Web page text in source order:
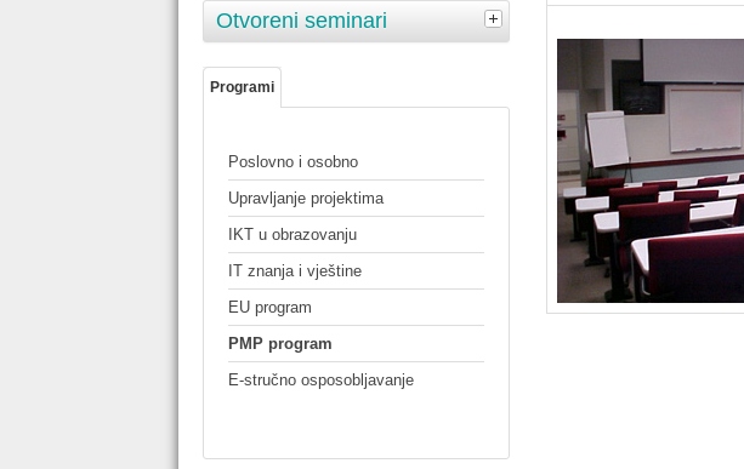
Otvoreni seminari
Programi
Poslovno i osobno
Upravljanje projektima
IKT u obrazovanju
IT znanja i vještine
EU program
PMP program
E-stručno osposobljavanje